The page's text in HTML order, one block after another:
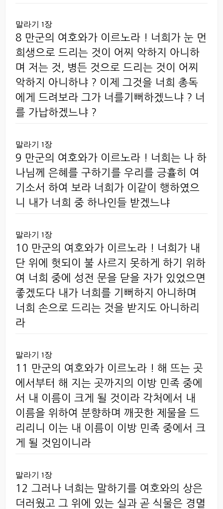
말라기 1장
8 만군의 여호와가 이르노라 ! 너희가 눈 먼
희생으로 드리는 것이 어찌 악하지 아니하
며 저는 것, 병든 것으로 드리는 것이 어찌
악하지 아니하냐 ? 이제 그것을 너희 총독
에게 드려보라 그가 너를기뻐하겠느냐 ? 너
를 가납하겠느냐 ?
말라기 1장
9 만군의 여호와가 이르노라 ! 너희는 나 하
나님께 은혜를 구하기를 우리를 긍휼히 여
기소서 하여 보라 너희가 이같이 행하였으
니 내가 너희 중 하나인들 받겠느냐
말라기 1장
10 만군의 여호와가 이르노라 ! 너희가 내
단 위에 헛되이 불 사르지 못하게 하기 위하
여 너희 중에 성전 문을 닫을 자가 있었으면
좋겠도다 내가 너희를 기뻐하지 아니하며
너희 손으로 드리는 것을 받지도 아니하리
라
말라기 1장
11 만군의 여호와가 이르노라 ! 해 뜨는 곳
에서부터 해 지는 곳까지의 이방 민족 중에
서 내 이름이 크게 될 것이라 각처에서 내
이름을 위하여 분향하며 깨끗한 제물을 드
리리니 이는 내 이름이 이방 민족 중에서 크
게 될 것임이니라
말라기 1장
12 그러나 너희는 말하기를 여호와의 상은
더러웠고 그 위에 있는 실과 곧 식물은 경멸